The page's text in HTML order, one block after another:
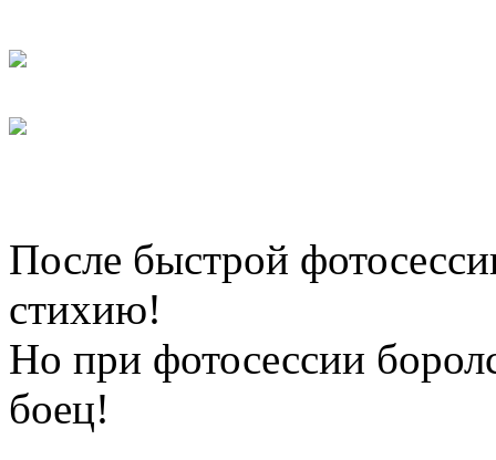
После быстрой
стихию!
Но при фотосессии
боец!